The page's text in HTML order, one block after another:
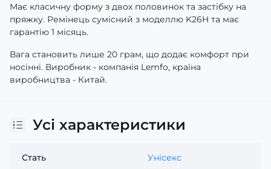
Має класичну форму з двох половинок та застібку на
пряжку. Ремінець сумісний з моделлю K26H та має
гарантію 1 місяць.
Вага становить лише 20 грам, що додає комфорт при
носінні. Виробник - компанія Lemfo, країна
виробництва - Китай.
Усі характеристики
Стать Унісекс